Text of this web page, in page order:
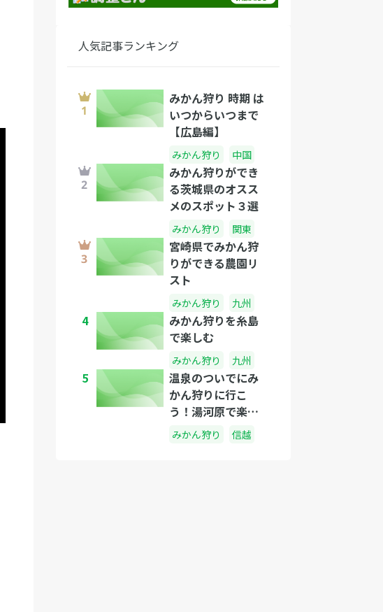
人気記事ランキング
みかん狩り 時期 は
いつからいつまで
【広島編】
みかん狩り 中国
みかん狩りができ
る茨城県のオスス
メのスポット３選
みかん狩り 関東
宮崎県でみかん狩
りができる農園リ
スト
みかん狩り 九州
4
みかん狩りを糸島
で楽しむ
みかん狩り 九州
5
温泉のついでにみ
かん狩りに行こ
う！湯河原で楽し
める農園３選
みかん狩り 信越